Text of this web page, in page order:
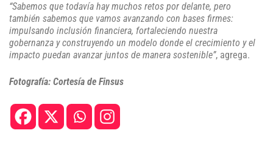
“Sabemos que todavía hay muchos retos por delante, pero
también sabemos que vamos avanzando con bases firmes:
impulsando inclusión financiera, fortaleciendo nuestra
gobernanza y construyendo un modelo donde el crecimiento y el
impacto puedan avanzar juntos de manera sostenible”, agrega.
Fotografía: Cortesía de Finsus